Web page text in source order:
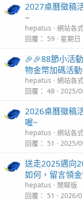
2027桌曆徵稿
~
hepatus
網站各
回覆
59 星期日
🎉🎉88節小活
物金幣加碼活
hepatus
網站各
回覆
48 2025/
2026桌曆徵稿
喔~
hepatus
網站各
回覆
51 2025/
送走2025邁向
如何，留言領
hepatus
閒聊版
回覆
51 2026/